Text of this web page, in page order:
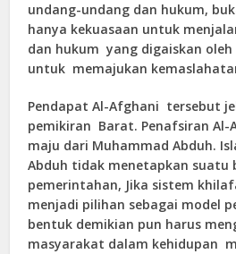
undang-undang dan hukum,
hanya kekuasaan untuk
dan hukum yang digaiskan
untuk memajukan
Pendapat Al-Afghani tersebut
pemikiran Barat. Penafsiran
maju dari Muhammad Abduh.
Abduh tidak menetapkan suatu
pemerintahan, Jika sistem
menjadi pilihan sebagai model
bentuk demikian pun harus
masyarakat dalam kehidupan